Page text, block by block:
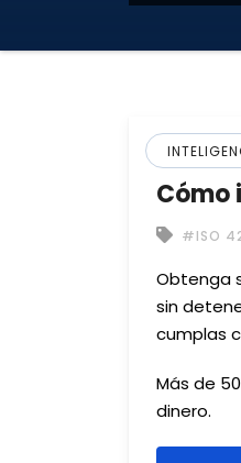
Cómo
#ISO
Obtenga
sin
cumplas
Más de
dinero.